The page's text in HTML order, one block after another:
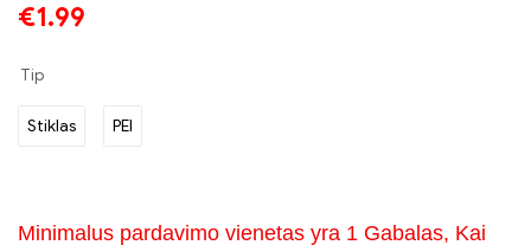
€1.99
Tip
Stiklas PEI
Minimalus pardavimo vienetas yra 1 Gabalas, Kai